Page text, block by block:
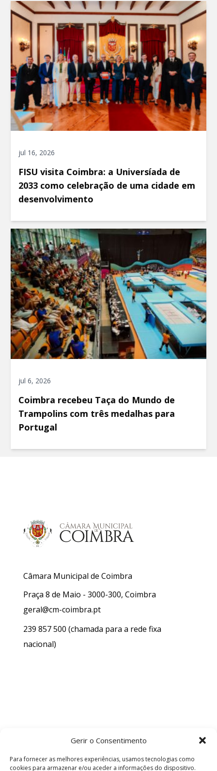
Gerir o Consentimento
Para fornecer as melhores experiências, usamos tecnologias como
cookies para armazenar e/ou aceder a informações do dispositivo.
jul 16, 2026
FISU visita Coimbra: a Universíada de
2033 como celebração de uma cidade em
desenvolvimento
jul 6, 2026
Coimbra recebeu Taça do Mundo de
Trampolins com três medalhas para
Portugal
Câmara Municipal de Coimbra
Praça 8 de Maio - 3000-300, Coimbra
geral@cm-coimbra.pt
239 857 500 (chamada para a rede fixa
nacional)